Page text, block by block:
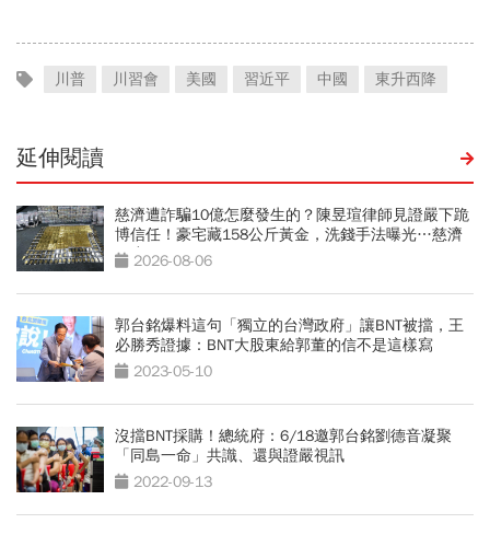
川普 川習會 美國 習近平 中國 東升西降
延伸閱讀
慈濟遭詐騙10億怎麼發生的？陳昱瑄律師見證嚴下跪
博信任！豪宅藏158公斤黃金，洗錢手法曝光…慈濟
回應了
2026-08-06
郭台銘爆料這句「獨立的台灣政府」讓BNT被擋，王
必勝秀證據：BNT大股東給郭董的信不是這樣寫
2023-05-10
沒擋BNT採購！總統府：6/18邀郭台銘劉德音凝聚
「同島一命」共識、還與證嚴視訊
2022-09-13